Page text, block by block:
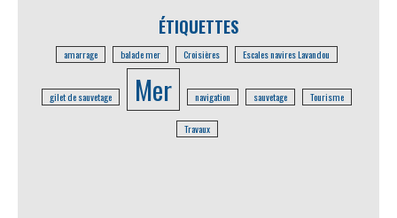
ÉTIQUETTES
amarrage balade mer Croisières Escales navires Lavandou
gilet de sauvetage Mer navigation sauvetage Tourisme
Travaux